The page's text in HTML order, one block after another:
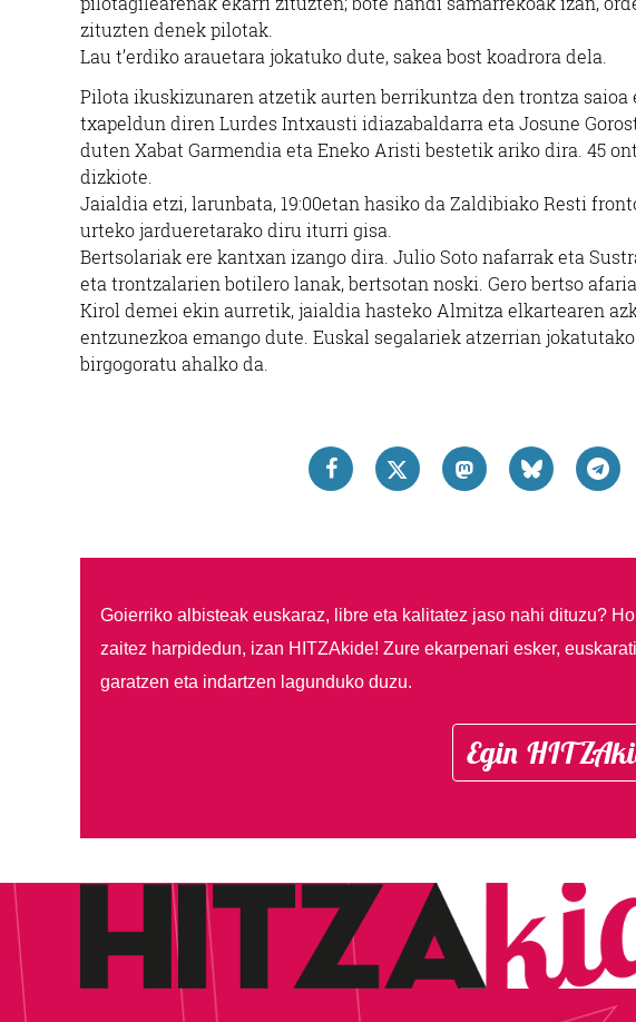
zituzten denek pilotak.
Lau t’erdiko arauetara jokatuko dute, sakea bost koadrora dela.
Pilota ikuskizunaren atzetik aurten berrikuntza den trontza
txapeldun diren Lurdes Intxausti idiazabaldarra eta Josune
duten Xabat Garmendia eta Eneko Aristi bestetik ariko dira. 45
dizkiote.
Jaialdia etzi, larunbata, 19:00etan hasiko da Zaldibiako Resti
urteko jardueretarako diru iturri gisa.
Bertsolariak ere kantxan izango dira. Julio Soto nafarrak eta
eta trontzalarien botilero lanak, bertsotan noski. Gero bertso
Kirol demei ekin aurretik, jaialdia hasteko Almitza elkartearen
entzunezkoa emango dute. Euskal segalariek atzerrian
birgogoratu ahalko da.
Goierriko albisteak euskaraz, libre eta kalitatez jaso nahi dituzu?
zaitez harpidedun, izan HITZAkide! Zure ekarpenari esker,
garatzen eta indartzen lagunduko duzu.
Egin